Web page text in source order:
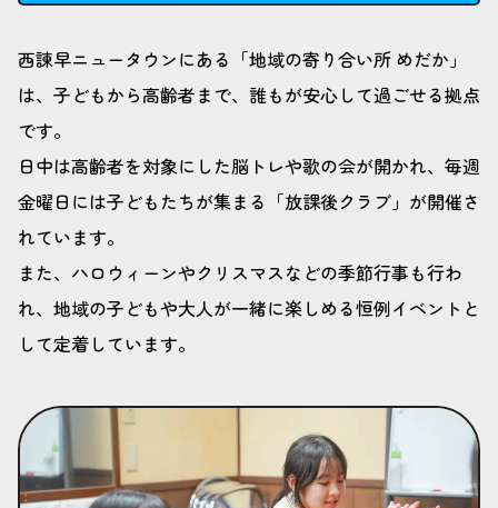
西諫早ニュータウンにある「地域の寄り合い所 めだか」
は、子どもから高齢者まで、誰もが安心して過ごせる拠点
です。
日中は高齢者を対象にした脳トレや歌の会が開かれ、毎週
金曜日には子どもたちが集まる「放課後クラブ」が開催さ
れています。
また、ハロウィーンやクリスマスなどの季節行事も行わ
れ、地域の子どもや大人が一緒に楽しめる恒例イベントと
して定着しています。